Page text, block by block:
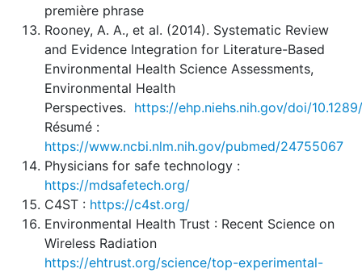
première phrase
Rooney, A. A., et al. (2014). Systematic Review
and Evidence Integration for Literature-Based
Environmental Health Science Assessments,
Environmental Health
Perspectives. https://ehp.niehs.nih.gov/doi/
Résumé :
https://www.ncbi.nlm.nih.gov/pubmed/24755067
Physicians for safe technology :
https://mdsafetech.org/
C4ST : https://c4st.org/
Environmental Health Trust : Recent Science on
Wireless Radiation
https://ehtrust.org/science/top-experimental-